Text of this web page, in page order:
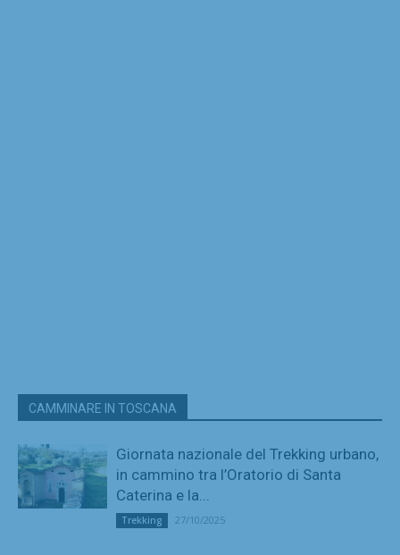
CAMMINARE IN TOSCANA
Giornata nazionale del Trekking urbano,
in cammino tra l’Oratorio di Santa
Caterina e la...
Trekking 27/10/2025